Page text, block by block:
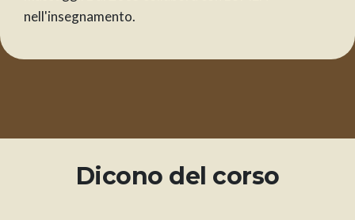
nell'insegnamento.
Dicono del corso